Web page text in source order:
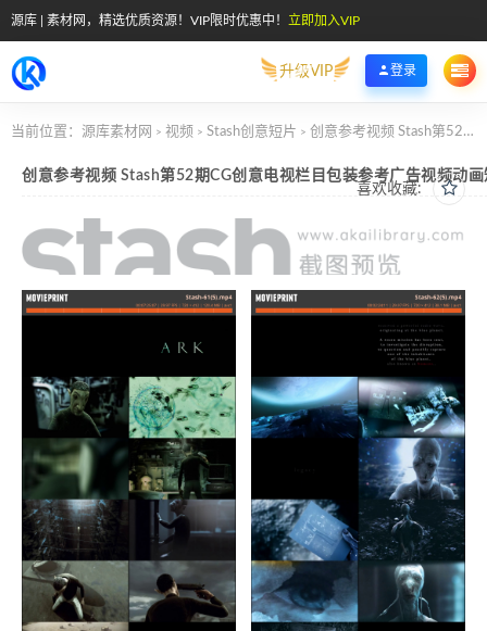
源库 | 素材网，精选优质资源！VIP限时优惠中！ 立即加入VIP
升级VIP 登录
当前位置： 源库素材网 > 视频 > Stash创意短片 > 创意参考视频 Stash第52期CG创意电视栏目包装参考广告视频动画短片
喜欢收藏:
创意参考视频 Stash第52期CG创意电视栏目包装参考广告视频动画